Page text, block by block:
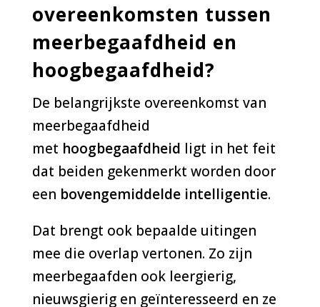
overeenkomsten tussen
meerbegaafdheid en
hoogbegaafdheid?
De belangrijkste overeenkomst van
meerbegaafdheid
met hoogbegaafdheid ligt in het feit
dat beiden gekenmerkt worden door
een bovengemiddelde intelligentie.
Dat brengt ook bepaalde uitingen
mee die overlap vertonen. Zo zijn
meerbegaafden ook leergierig,
nieuwsgierig en geïnteresseerd en ze